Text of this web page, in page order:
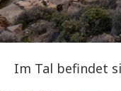
Im Tal befindet